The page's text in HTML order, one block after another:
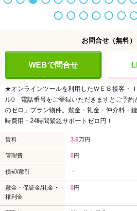
お問合せ （無料）
WEBで問合せ
★オンラインツールを利用したＷＥＢ接客・
ル0 電話番号をご登録いただきますとご予
のゼロ」プラン物件。敷金・礼金・仲介料・
時費用・24時間緊急サポートゼロ円！
賃料 3.6万円
管理費 0円
償却/敷引 －
敷金・保証金/礼金・
権利金
0円